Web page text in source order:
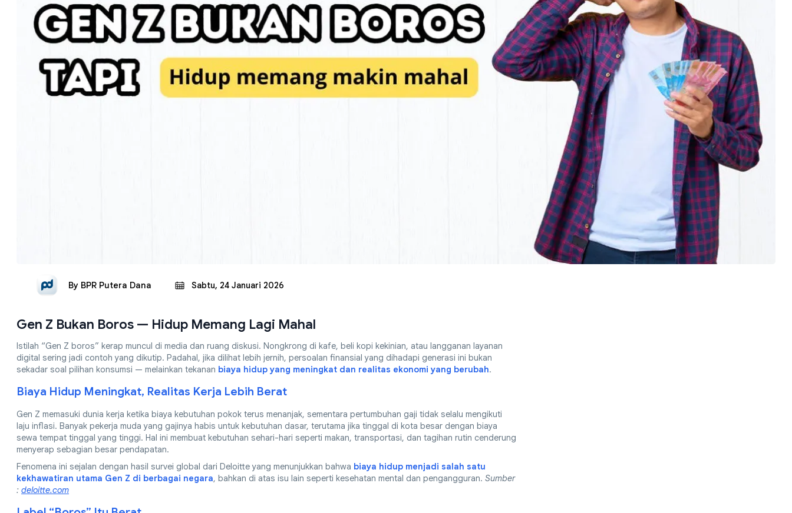
By BPR Putera Dana Sabtu, 24 Januari 2026
Gen Z Bukan Boros — Hidup Memang Lagi Mahal
Istilah “Gen Z boros” kerap muncul di media dan ruang diskusi. Nongkrong di kafe, beli kopi kekinian, atau langganan layanan
digital sering jadi contoh yang dikutip. Padahal, jika dilihat lebih jernih, persoalan finansial yang dihadapi generasi ini bukan
sekadar soal pilihan konsumsi — melainkan tekanan biaya hidup yang meningkat dan realitas ekonomi yang berubah.
Biaya Hidup Meningkat, Realitas Kerja Lebih Berat
Gen Z memasuki dunia kerja ketika biaya kebutuhan pokok terus menanjak, sementara pertumbuhan gaji tidak selalu mengikuti
laju inflasi. Banyak pekerja muda yang gajinya habis untuk kebutuhan dasar, terutama jika tinggal di kota besar dengan biaya
sewa tempat tinggal yang tinggi. Hal ini membuat kebutuhan sehari-hari seperti makan, transportasi, dan tagihan rutin cenderung
menyerap sebagian besar pendapatan.
Fenomena ini sejalan dengan hasil survei global dari Deloitte yang menunjukkan bahwa biaya hidup menjadi salah satu
kekhawatiran utama Gen Z di berbagai negara, bahkan di atas isu lain seperti kesehatan mental dan pengangguran. Sumber
: deloitte.com